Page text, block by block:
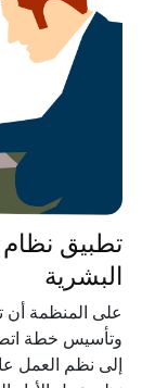
تطبيق نظام
البشرية
على المنظمة أن
وتأسيس خطة
إلى نظم العمل